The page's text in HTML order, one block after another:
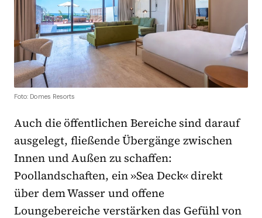
Foto: Domes Resorts
Auch die öffentlichen Bereiche sind darauf
ausgelegt, fließende Übergänge zwischen
Innen und Außen zu schaffen:
Poollandschaften, ein »Sea Deck« direkt
über dem Wasser und offene
Loungebereiche verstärken das Gefühl von